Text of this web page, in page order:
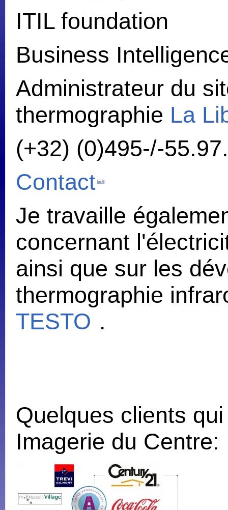
ITIL foundation
Business
Administrateur du
thermographie La
(+32) (0)495-/-
Contact
Je travaille
concernant
ainsi que sur les
thermographie
TESTO .
Quelques clients
Imagerie du Centre: